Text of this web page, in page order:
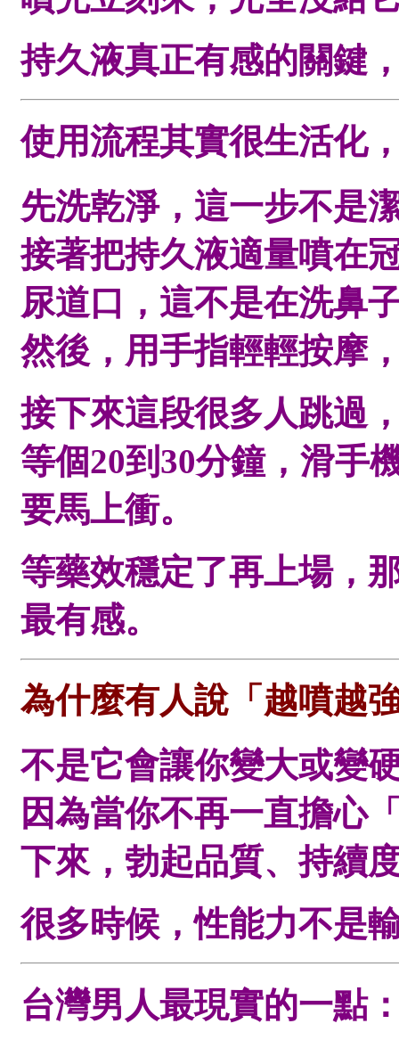
持久液真正有感的關鍵
使用流程其實很生活化
先洗乾淨，這一步不是
接著把持久液適量噴在
尿道口，這不是在洗鼻
然後，用手指輕輕按摩
接下來這段很多人跳
等個20到30分鐘，滑手
要馬上衝。
等藥效穩定了再上場，
最有感。
為什麼有人說「越噴越
不是它會讓你變大或變
因為當你不再一直擔心
下來，勃起品質、持續
很多時候，性能力不是
台灣男人最現實的一點